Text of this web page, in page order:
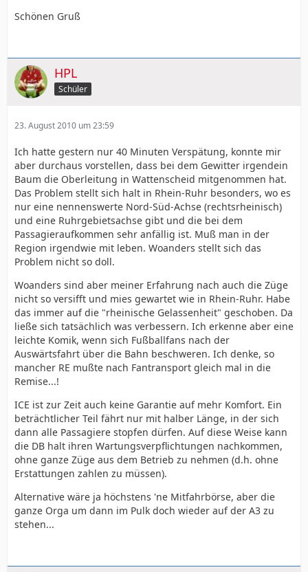
Schönen Gruß
HPL
Schüler
23. August 2010 um 23:59
Ich hatte gestern nur 40 Minuten Verspätung, konnte mir
aber durchaus vorstellen, dass bei dem Gewitter irgendein
Baum die Oberleitung in Wattenscheid mitgenommen hat.
Das Problem stellt sich halt in Rhein-Ruhr besonders, wo es
nur eine nennenswerte Nord-Süd-Achse (rechtsrheinisch)
und eine Ruhrgebietsachse gibt und die bei dem
Passagieraufkommen sehr anfällig ist. Muß man in der
Region irgendwie mit leben. Woanders stellt sich das
Problem nicht so doll.
Woanders sind aber meiner Erfahrung nach auch die Züge
nicht so versifft und mies gewartet wie in Rhein-Ruhr. Habe
das immer auf die "rheinische Gelassenheit" geschoben. Da
ließe sich tatsächlich was verbessern. Ich erkenne aber eine
leichte Komik, wenn sich Fußballfans nach der
Auswärtsfahrt über die Bahn beschweren. Ich denke, so
mancher RE mußte nach Fantransport gleich mal in die
Remise...!
ICE ist zur Zeit auch keine Garantie auf mehr Komfort. Ein
beträchtlicher Teil fährt nur mit halber Länge, in der sich
dann alle Passagiere stopfen dürfen. Auf diese Weise kann
die DB halt ihren Wartungsverpflichtungen nachkommen,
ohne ganze Züge aus dem Betrieb zu nehmen (d.h. ohne
Erstattungen zahlen zu müssen).
Alternative wäre ja höchstens 'ne Mitfahrbörse, aber die
ganze Orga um dann im Pulk doch wieder auf der A3 zu
stehen...